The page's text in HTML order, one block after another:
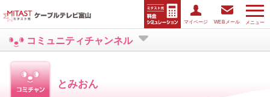
メニュー
マイページ WEBメール
コミュニティチャンネル
とみおん